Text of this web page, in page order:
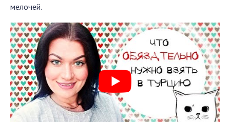
мелочей.